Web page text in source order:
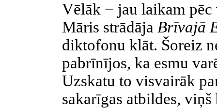
Vēlāk − jau laikam pēc
Māris strādāja Brīvajā
diktofonu klāt. Šoreiz
pabrīnījos, ka esmu
Uzskatu to visvairāk
sakarīgas atbildes,